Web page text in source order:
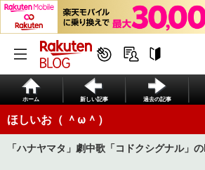
ホーム 新しい記事 過去の記事
ほしいお（ ＾ω＾）
「ハナヤマタ」劇中歌「コドクシグナル」